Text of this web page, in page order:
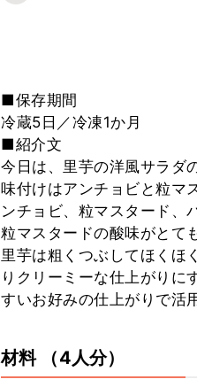
■保存期間
冷蔵5日／冷凍1か月
■紹介文
今日は、里芋の洋風サラダ
味付けはアンチョビと粒マ
ンチョビ、粒マスタード、
粒マスタードの酸味がとて
里芋は粗くつぶしてほくほ
りクリーミーな仕上がりに
すいお好みの仕上がりで活
材料 （4人分）